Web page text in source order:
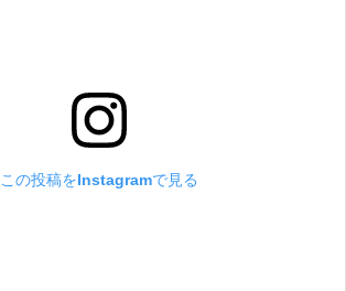
この投稿をInstagramで見る